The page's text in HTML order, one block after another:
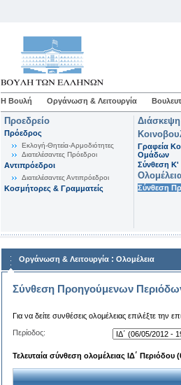
Η Βουλή Οργάνωση & Λειτουργία
Προεδρείο
Πρόεδρος
Εκλογή-Θητεία-Αρμοδιότητες
Διατελέσαντες Πρόεδροι
Αντιπρόεδροι
Διατελέσαντες Αντιπρόεδροι
Κοσμήτορες & Γραμματείς
Γραφεία
Ομάδων
Σύνθεση K'
Σύνθεση
Οργάνωση & Λειτουργία : Ολομέλεια
Σύνθεση Προηγούμενων
Για να δείτε συνθέσεις ολομέλειας επιλέξτε την
Περίοδος:
Τελευταία σύνθεση ολομέλειας ΙΔ΄ Περιόδου